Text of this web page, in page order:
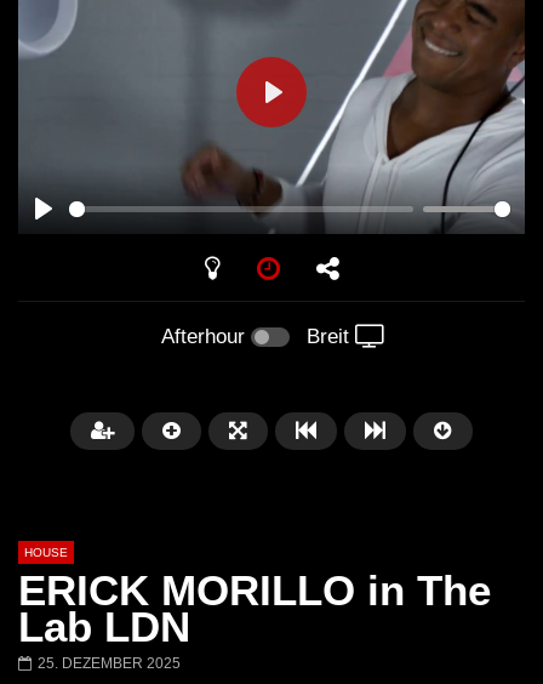
PLAY
PLAY
Afterhour Breit
HOUSE
ERICK MORILLO in The
Lab LDN
25. DEZEMBER 2025